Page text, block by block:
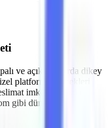
ve açık alanlarda dikey
platform seçenekleri
imkanlarımızla
gibi dünya